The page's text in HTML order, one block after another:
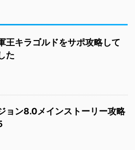
王キラゴルドをサポ攻略して
た
ョン8.0メインストーリー攻略